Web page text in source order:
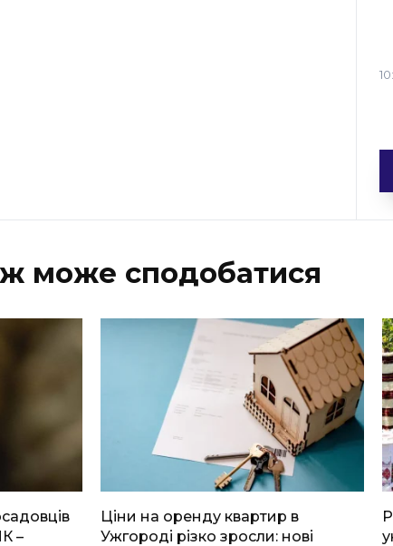
може сподобатися
–
Ціни на оренду квартир в
Ужгороді різко зросли: нові